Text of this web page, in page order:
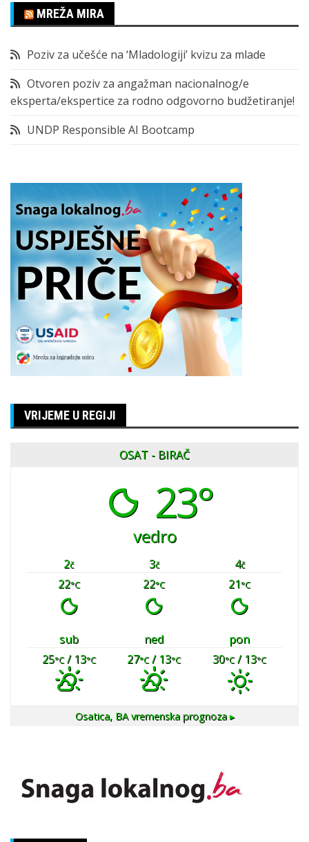
MREŽA MIRA
Poziv za učešće na ‘Mladologiji’ kvizu za mlade
Otvoren poziv za angažman nacionalnog/e
eksperta/ekspertice za rodno odgovorno budžetiranje!
UNDP Responsible AI Bootcamp
VRIJEME U REGIJI
OSAT - BIRAČ
23°
vedro
2č 3č 4č
22°C 22°C 21°C
sub ned
pon
25°C/ 13°C 27°C/ 13°C 30°C/ 13°C
Osatica, BAvremenska prognoza ▸